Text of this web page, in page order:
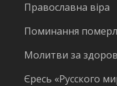
Православна віра
Поминання
Молитви за
Єресь «Русского